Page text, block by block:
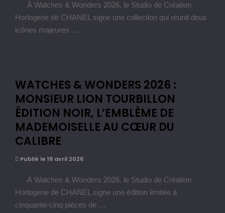
À Watches & Wonders 2026, le Studio de Création
Horlogerie de CHANEL signe une collection qui réunit deux
icônes majeures …
WATCHES & WONDERS 2026 :
MONSIEUR LION TOURBILLON
ÉDITION NOIR, L’EMBLÈME DE
MADEMOISELLE AU CŒUR DU
CALIBRE
Publié le 18 avril 2026
À Watches & Wonders 2026, le Studio de Création
Horlogerie de CHANEL signe une édition limitée à
cinquante-cinq pièces de …